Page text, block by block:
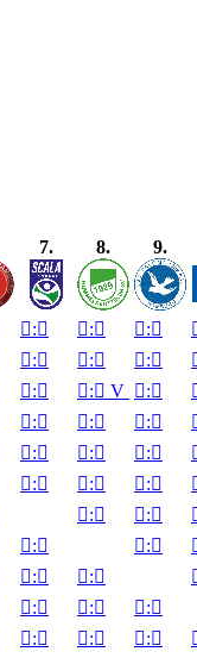
7. 8. 9.
: : :
: : :
: : V :
: : :
: : :
: : :
: :
: :
: :
: : :
: : :